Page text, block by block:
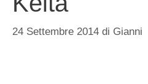
24 Settembre 2014 di Gianni